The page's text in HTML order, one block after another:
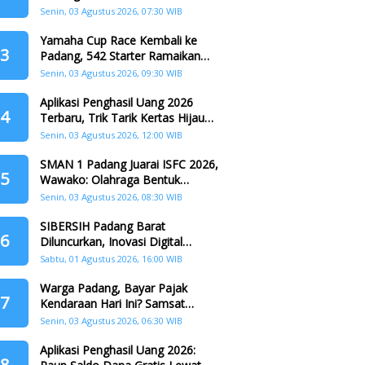
Padang
Senin, 03 Agustus 2026, 07:30 WIB
3
Yamaha Cup Race Kembali ke
Padang, 542 Starter Ramaikan
Seri II HJK ke-357
Senin, 03 Agustus 2026, 09:30 WIB
4
Aplikasi Penghasil Uang 2026
Terbaru, Trik Tarik Kertas Hijau
Crazy Food Tanpa Penggandaan
Senin, 03 Agustus 2026, 12:00 WIB
5
SMAN 1 Padang Juarai ISFC 2026,
Wawako: Olahraga Bentuk
Karakter Generasi Muda
Senin, 03 Agustus 2026, 08:30 WIB
6
SIBERSIH Padang Barat
Diluncurkan, Inovasi Digital
Perkuat Kolaborasi Warga dan
Sabtu, 01 Agustus 2026, 16:00 WIB
7
Warga Padang, Bayar Pajak
Kendaraan Hari Ini? Samsat
Keliling Hadir di Padang Barat dan
Senin, 03 Agustus 2026, 06:30 WIB
Aplikasi Penghasil Uang 2026: